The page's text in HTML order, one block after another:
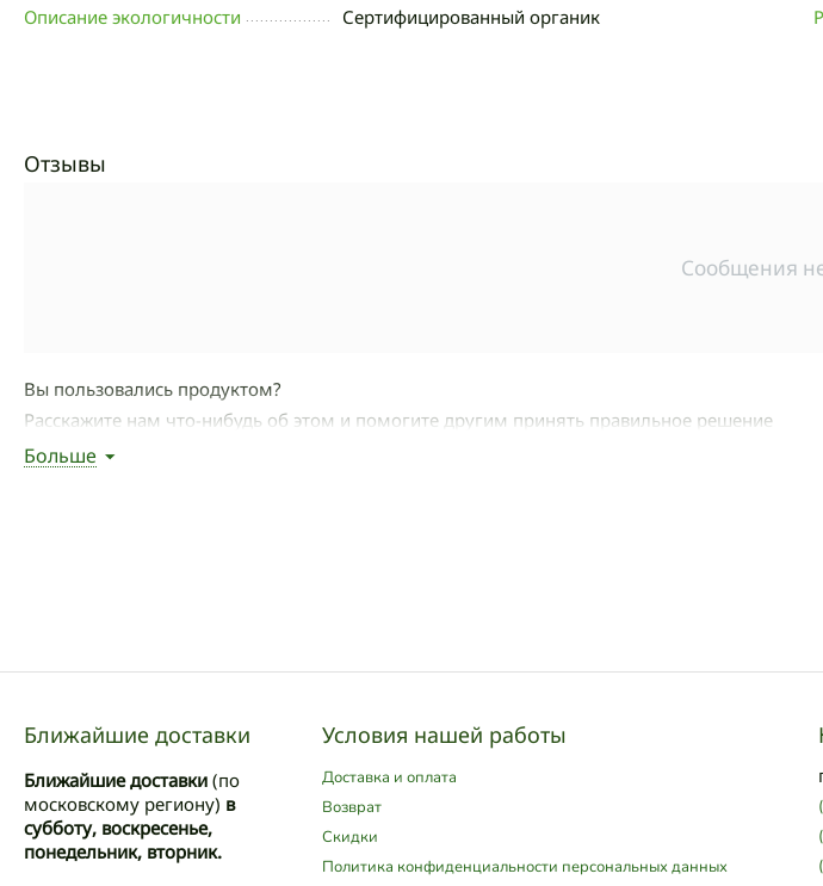
Описание экологичности Сертифицированный органик
Отзывы
Сообщения
Вы пользовались продуктом?
Расскажите нам что-нибудь об этом и помогите другим принять правильное решение
Написать отзыв
Больше
Ближайшие доставки
Ближайшие доставки (по
московскому региону) в
субботу, воскресенье,
понедельник, вторник.
Условия нашей работы
Доставка и оплата
Возврат
Скидки
Политика конфиденциальности персональных данных